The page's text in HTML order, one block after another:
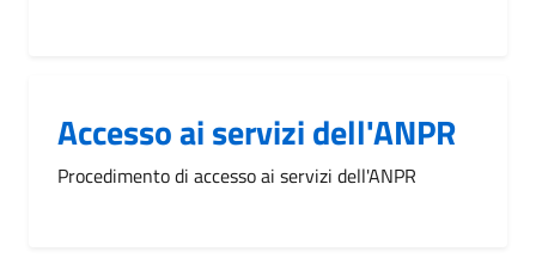
Accesso ai servizi dell'ANPR
Procedimento di accesso ai servizi dell'ANPR